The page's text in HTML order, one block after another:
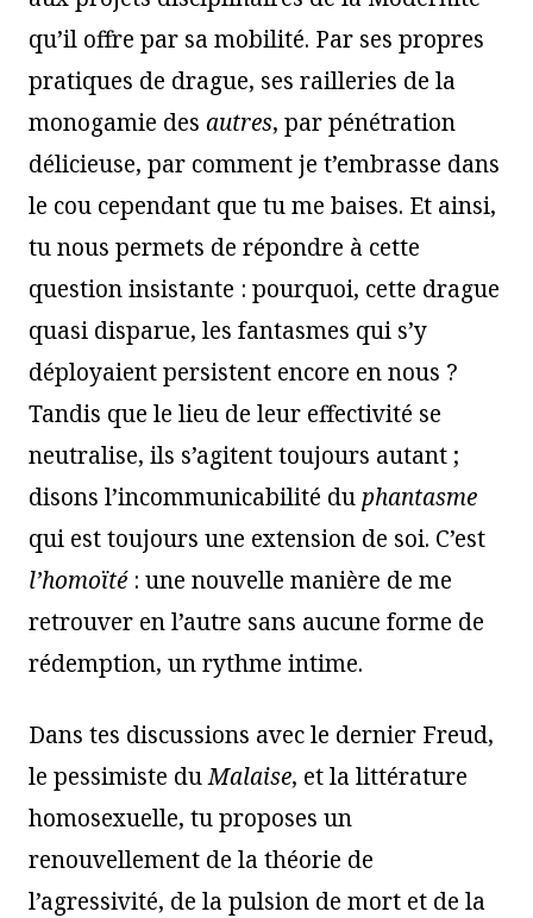
qu’il offre par sa mobilité. Par ses propres
pratiques de drague, ses railleries de la
monogamie des autres, par pénétration
délicieuse, par comment je t’embrasse dans
le cou cependant que tu me baises. Et ainsi,
tu nous permets de répondre à cette
question insistante : pourquoi, cette drague
quasi disparue, les fantasmes qui s’y
déployaient persistent encore en nous ?
Tandis que le lieu de leur effectivité se
neutralise, ils s’agitent toujours autant ;
disons l’incommunicabilité du phantasme
qui est toujours une extension de soi. C’est
l’homoïté: une nouvelle manière de me
retrouver en l’autre sans aucune forme de
rédemption, un rythme intime.
Dans tes discussions avec le dernier Freud,
le pessimiste duMalaise, et la littérature
homosexuelle, tu proposes un
renouvellement de la théorie de
l’agressivité, de la pulsion de mort et de la